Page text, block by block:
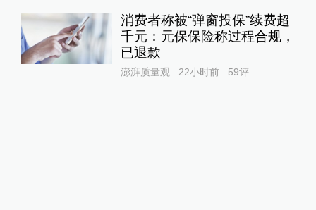
消费者称被“弹窗投保”续费超
千元：元保保险称过程合规，
已退款
澎湃质量观 22小时前 59评